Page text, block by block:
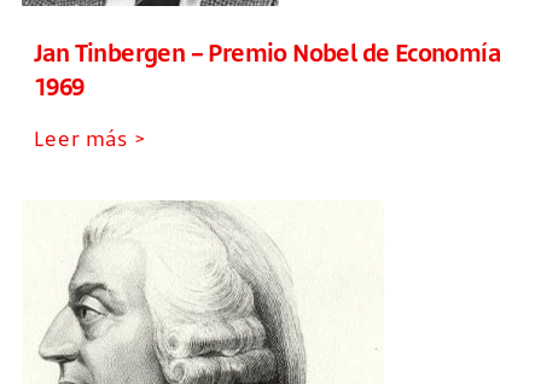
Jan Tinbergen – Premio Nobel de Economía
1969
Leer más >